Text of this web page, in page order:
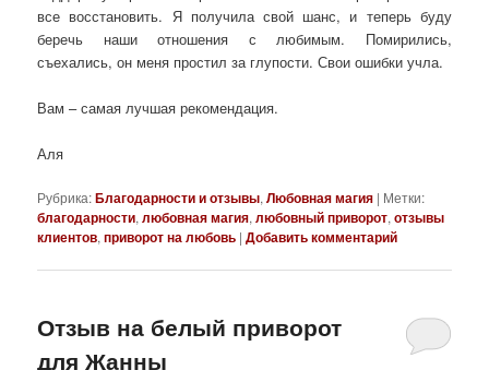
все восстановить. Я получила свой шанс, и теперь буду
беречь наши отношения с любимым. Помирились,
съехались, он меня простил за глупости. Свои ошибки учла.
Вам – самая лучшая рекомендация.
Аля
Рубрика:Благодарности и отзывы,Любовная магия | Метки:
благодарности,любовная магия,любовный приворот,отзывы
клиентов,приворот на любовь |Добавить комментарий
Отзыв на белый приворот
для Жанны